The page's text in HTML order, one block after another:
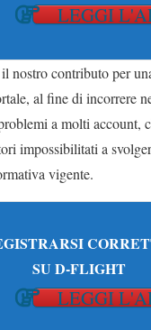
LEGGI
nostro contributo per
al fine di incorrere
a molti account,
impossibilitati a
vigente.
SU D-FLIGHT
LEGGI